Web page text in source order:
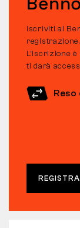
Iscriviti al
registrazione.
L’iscrizione
ti darà